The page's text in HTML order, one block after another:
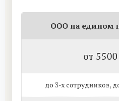
ООО на едином
от
до 3-х сотрудников,